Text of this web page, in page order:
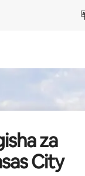
za
City